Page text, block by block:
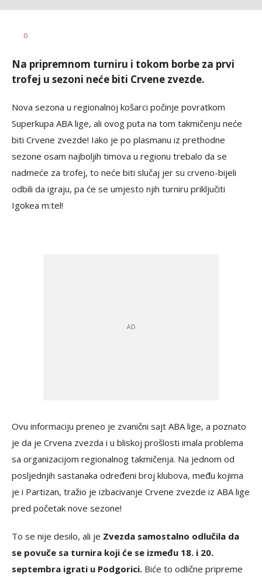
AUTOR
0
Na pripremnom turniru i tokom borbe za prvi
trofej u sezoni neće biti Crvene zvezde.
Nova sezona u regionalnoj košarci počinje povratkom
Superkupa ABA lige, ali ovog puta na tom takmičenju neće
biti Crvene zvezde! Iako je po plasmanu iz prethodne
sezone osam najboljih timova u regionu trebalo da se
nadmeće za trofej, to neće biti slučaj jer su crveno-bijeli
odbili da igraju, pa će se umjesto njih turniru priključiti
Igokea m:tel!
Ovu informaciju preneo je zvanični sajt ABA lige, a poznato
je da je Crvena zvezda i u bliskoj prošlosti imala problema
sa organizacijom regionalnog takmičenja. Na jednom od
posljednjih sastanaka određeni broj klubova, među kojima
je i Partizan, tražio je izbacivanje Crvene zvezde iz ABA lige
pred početak nove sezone!
To se nije desilo, ali je Zvezda samostalno odlučila da
se povuče sa turnira koji će se između 18. i 20.
septembra igrati u Podgorici. Biće to odlične pripreme